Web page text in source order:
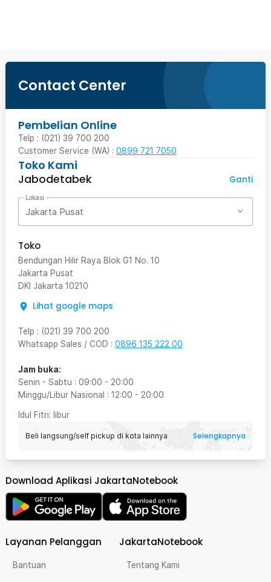
Contact Center
Pembelian Online
Telp : (021) 39 700 200
Customer Service (WA) : 0899 721 7050
Toko Kami
Jabodetabek
Ganti
Lokasi
Jakarta Pusat
Toko
Bendungan Hilir Raya Blok G1 No. 10
Jakarta Pusat
DKI Jakarta 10210
Lihat google maps
Telp : (021) 39 700 200
Whatsapp Sales / COD : 0896 135 222 00
Jam buka:
Senin - Sabtu : 09:00 - 20:00
Minggu/Libur Nasional : 12:00 - 20:00
Idul Fitri: libur
Beli langsung/self pickup di kota lainnya Selengkapnya
Download Aplikasi JakartaNotebook
Layanan Pelanggan
Bantuan
JakartaNotebook
Tentang Kami